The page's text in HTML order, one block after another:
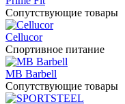
Сопутствующие товары
Cellucor
Спортивное питание
MB Barbell
Сопутствующие товары